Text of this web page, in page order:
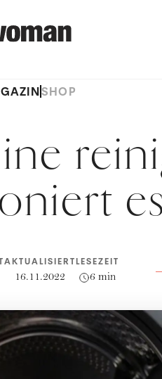
SHOP
es
AKTUALISIERT
16.11.2022
LESEZEIT
6 min